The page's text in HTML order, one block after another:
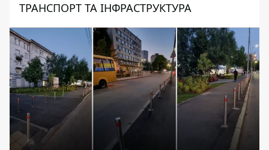
ТРАНСПОРТ ТА ІНФРАСТРУКТУРА